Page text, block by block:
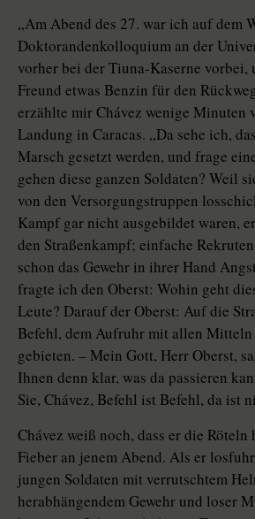
„Am Abend des 27. war ich auf dem
Doktorandenkolloquium an der
vorher bei der Tiuna-Kaserne vorbei,
Freund etwas Benzin für den
erzählte mir Chávez wenige Minuten
Landung in Caracas. „Da sehe ich,
Marsch gesetzt werden, und frage
gehen diese ganzen Soldaten? Weil
von den Versorgungstruppen
Kampf gar nicht ausgebildet waren,
den Straßenkampf; einfache
schon das Gewehr in ihrer Hand
fragte ich den Oberst: Wohin geht
Leute? Darauf der Oberst: Auf die
Befehl, dem Aufruhr mit allen
gebieten. – Mein Gott, Herr Oberst,
Ihnen denn klar, was da passieren
Sie, Chávez, Befehl ist Befehl, da ist
Chávez weiß noch, dass er die Röteln
Fieber an jenem Abend. Als er
jungen Soldaten mit verrutschtem
herabhängendem Gewehr und loser